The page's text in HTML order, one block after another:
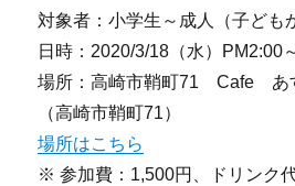
対象者：小学生～成人（子ども
日時：2020/3/18（水）PM2:00
場所：高崎市鞘町71 Cafe あ
（高崎市鞘町71）
場所はこちら
※ 参加費：1,500円、ドリンク